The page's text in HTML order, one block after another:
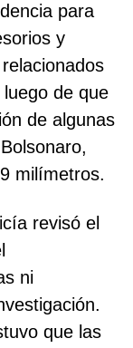
para
y
de que
de algunas
milímetros.
revisó el
ni
que las